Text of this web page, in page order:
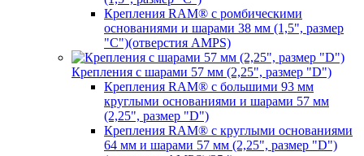
Крепления RAM® с ромбическими
основаниями и шарами 38 мм (1,5", размер
"C")(отверстия AMPS)
Крепления с шарами 57 мм (2,25", размер "D")
Крепления RAM® с большими 93 мм
круглыми основаниями и шарами 57 мм
(2,25", размер "D")
Крепления RAM® с круглыми основаниями
64 мм и шарами 57 мм (2,25", размер "D")